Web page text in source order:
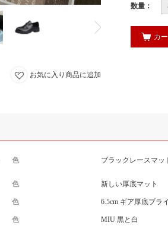
お気に入り商品に追加
数量：
カ
色 ブラックレースマッ
色 新しい厚底マット
色 6.5cm ギア厚底ブラ
色 MIU 黒と白